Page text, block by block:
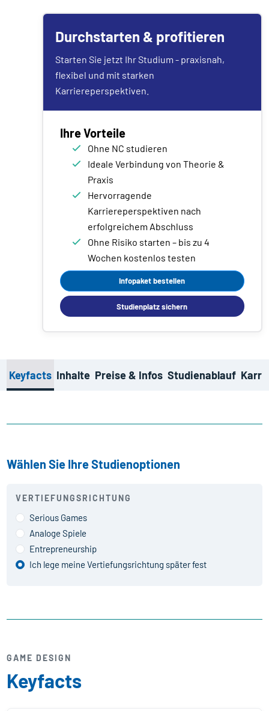
Durchstarten & profitieren
Starten Sie jetzt Ihr Studium - praxisnah,
flexibel und mit starken
Karriereperspektiven.
Ihre Vorteile
Ohne NC studieren
Ideale Verbindung von Theorie &
Praxis
Hervorragende
Karriereperspektiven nach
erfolgreichem Abschluss
Ohne Risiko starten – bis zu 4
Wochen kostenlos testen
Infopaket bestellen
Studienplatz sichern
Keyfacts Inhalte Preise & Infos Studienablauf
Wählen Sie Ihre Studienoptionen
VERTIEFUNGSRICHTUNG
Serious Games
Analoge Spiele
Entrepreneurship
Ich lege meine Vertiefungsrichtung später fest
GAME DESIGN
Keyfacts